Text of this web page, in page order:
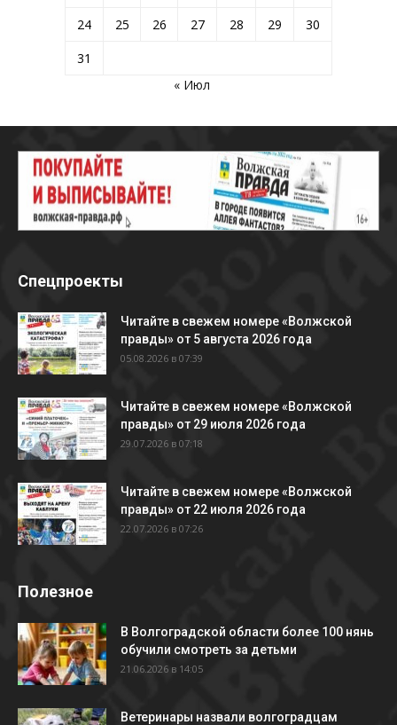
24
25 26 27 28 29
30
31
« Июл
Спецпроекты
Читайте в свежем номере «Волжской
правды» от 5 августа 2026 года
05.08.2026 в 07:39
Читайте в свежем номере «Волжской
правды» от 29 июля 2026 года
29.07.2026 в 07:18
Читайте в свежем номере «Волжской
правды» от 22 июля 2026 года
22.07.2026 в 07:26
Полезное
В Волгоградской области более 100 нянь
обучили смотреть за детьми
21.06.2026 в 14:05
Ветеринары назвали волгоградцам